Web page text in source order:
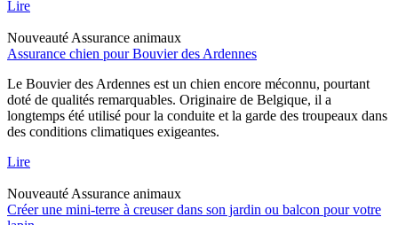
Lire
Nouveauté Assurance animaux
Assurance chien pour Bouvier des Ardennes
Le Bouvier des Ardennes est un chien encore méconnu, pourtant
doté de qualités remarquables. Originaire de Belgique, il a
longtemps été utilisé pour la conduite et la garde des troupeaux dans
des conditions climatiques exigeantes.
Lire
Nouveauté Assurance animaux
Créer une mini-terre à creuser dans son jardin ou balcon pour votre